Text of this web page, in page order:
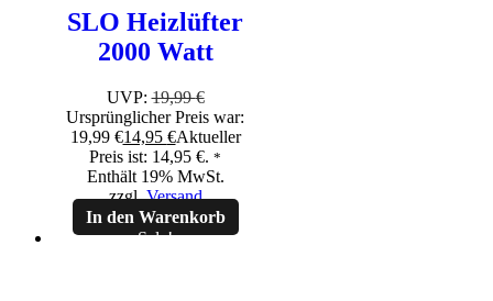
SLO Heizlüfter
2000 Watt
UVP: 19,99€
Ursprünglicher Preis war:
19,99 €14,95 €Aktueller
Preis ist: 14,95 €. *
Enthält 19% MwSt.
zzgl.Versand
In den Warenkorb
Sale!